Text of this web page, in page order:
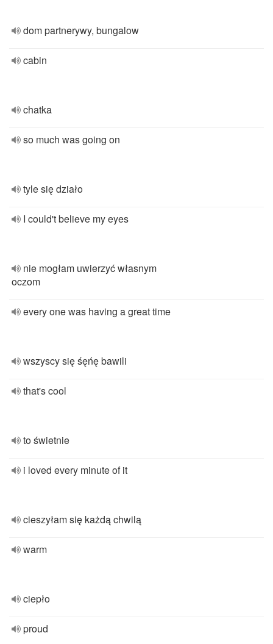
dom partnerywy, bungalow
cabin
chatka
so much was going on
tyle się działo
I could't believe my eyes
nie mogłam uwierzyć własnym
oczom
every one was having a great time
wszyscy się śęńę bawili
that's cool
to świetnie
i loved every minute of it
cieszyłam się każdą chwilą
warm
ciepło
proud